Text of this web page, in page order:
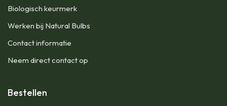
Biologisch keurmerk
Werken bij Natural Bulbs
Contact informatie
Neem direct contact op
Bestellen